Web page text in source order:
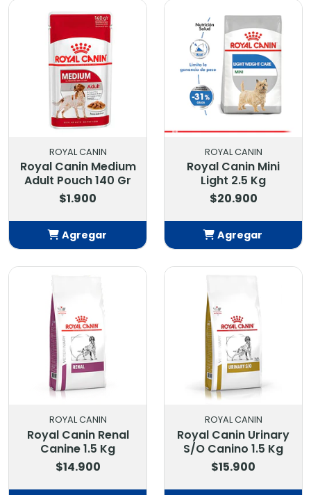
ROYAL CANIN
Royal Canin Medium
Adult Pouch 140 Gr
$1.900
Agregar
Añadido
ROYAL CANIN
Royal Canin Mini
Light 2.5 Kg
$20.900
Agregar
Añadido
ROYAL CANIN
Royal Canin Renal
Canine 1.5 Kg
$14.900
ROYAL CANIN
Royal Canin Urinary
S/O Canino 1.5 Kg
$15.900